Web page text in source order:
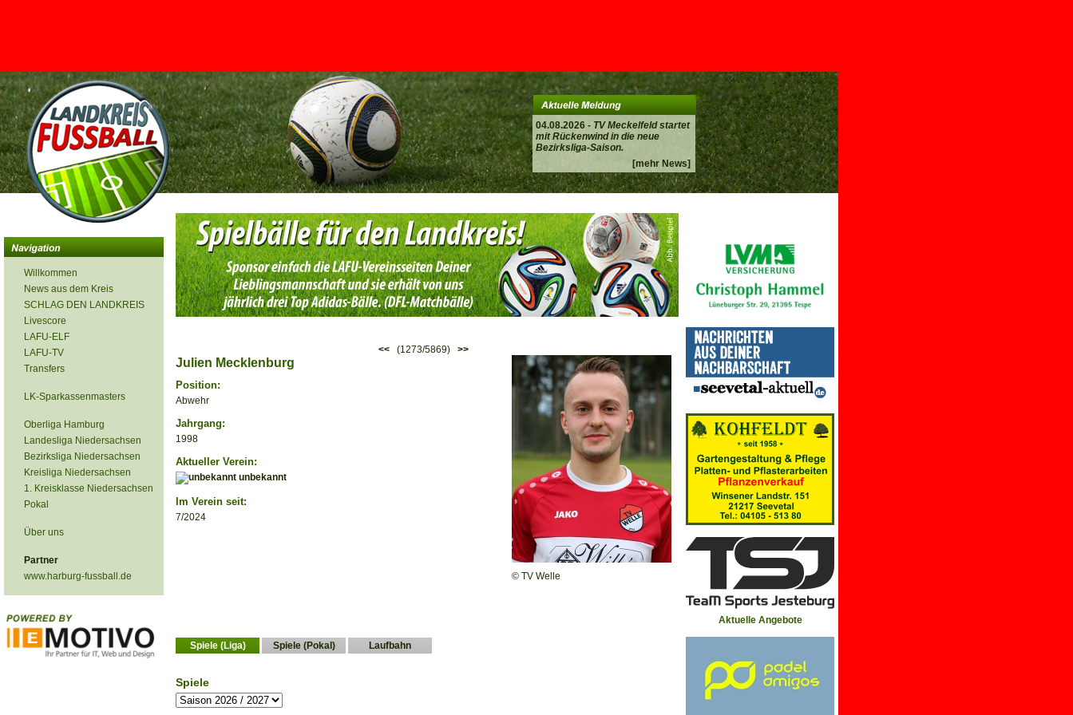
04.08.2026 - TV Meckelfeld startet
mit Rückenwind in die neue
Bezirksliga-Saison.
[mehr News]
<
Willkommen
News aus dem Kreis
SCHLAG DEN LANDKREIS
Livescore
LAFU-ELF
LAFU-TV
Transfers
LK-Sparkassenmasters
Oberliga Hamburg
Landesliga Niedersachsen
Bezirksliga Niedersachsen
Kreisliga Niedersachsen
1. Kreisklasse Niedersachsen
Pokal
Über uns
Partner
www.harburg-fussball.de
<< (1273/5869) >>
© TV Welle
Julien Mecklenburg
Position:
Abwehr
Jahrgang:
1998
Aktueller Verein:
unbekannt
Im Verein seit:
7/2024
Spiele (Liga) Spiele (Pokal) Laufbahn
Spiele
Aktuelle Angebote